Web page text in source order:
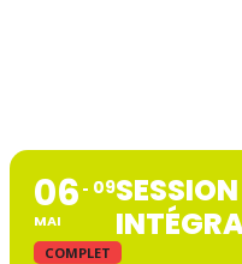
06
MAI
09
COMPLET